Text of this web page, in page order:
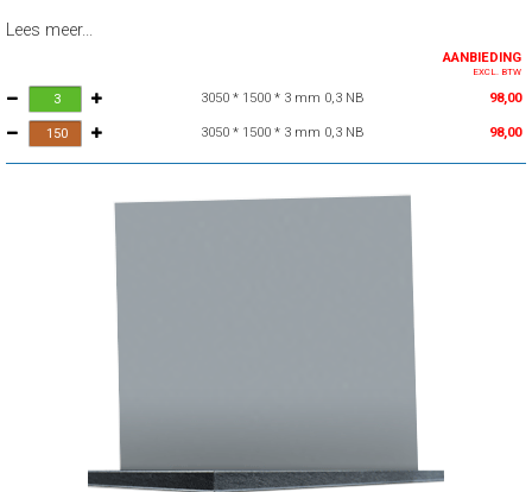
Lees meer...
AANBIEDING
EXCL. BTW
3050 * 1500 * 3 mm 0,3 NB 98,00
3050 * 1500 * 3 mm 0,3 NB 98,00